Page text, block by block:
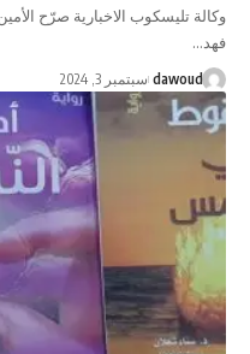
وكالة تليسكوب الاخبارية صرّح الأمين
فهد…
dawoud سبتمبر 3, 2024